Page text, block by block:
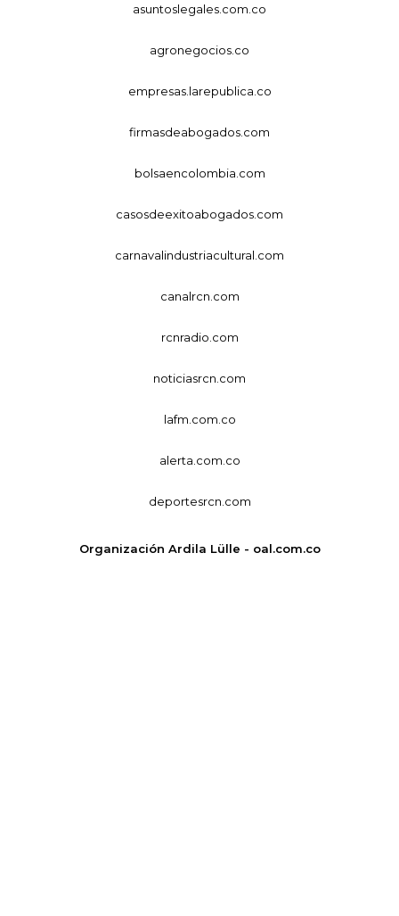
asuntoslegales.com.co
agronegocios.co
empresas.larepublica.co
firmasdeabogados.com
bolsaencolombia.com
casosdeexitoabogados.com
carnavalindustriacultural.com
canalrcn.com
rcnradio.com
noticiasrcn.com
lafm.com.co
alerta.com.co
deportesrcn.com
Organización Ardila Lülle - oal.com.co